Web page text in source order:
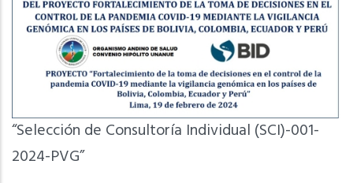
“Selección de Consultoría Individual (SCI)-001-
2024-PVG”